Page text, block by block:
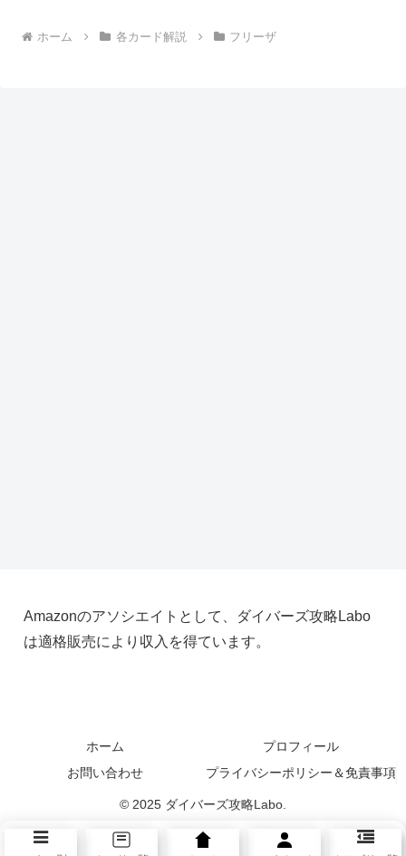
ホーム 各カード解説 フリーザ
Amazonのアソシエイトとして、ダイバーズ攻略Labo
は適格販売により収入を得ています。
ホーム
プロフィール
お問い合わせ
プライバシーポリシー＆免責事項
© 2025 ダイバーズ攻略Labo.